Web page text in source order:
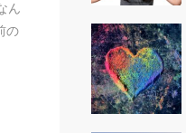
ん
の